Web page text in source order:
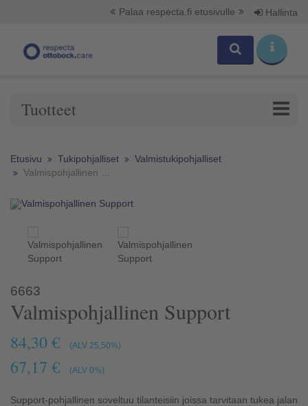
Palaa respecta.fi etusivulle Hallinta
Tuotteet
Etusivu Tukipohjalliset
Valmistukipohjalliset
Valmispohjallinen Support
6663
Valmispohjallinen Support
84,30 € (ALV 25,50%)
67,17 € (ALV 0%)
Support-pohjallinen soveltuu tilanteisiin joissa tarvitaan tukea jalan